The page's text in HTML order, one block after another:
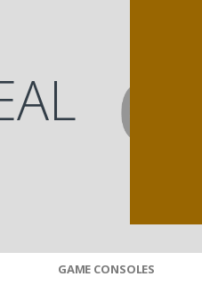
GAME CONSOLES